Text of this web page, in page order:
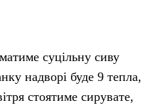
суцільну сиву
надворі буде 9 тепла,
стоятиме сирувате,